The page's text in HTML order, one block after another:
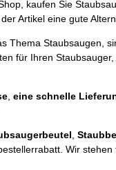
kaufen Sie
Artikel eine gute
Thema Staubsaugen,
für Ihren
,eine schnelle
,
Wir